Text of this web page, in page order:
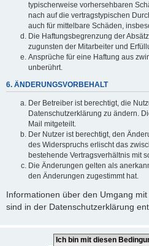
typischerweise vorhersehbaren
nach auf die vertragstypischen
auch für mittelbare Schäden,
Die Haftungsbegrenzung der
zugunsten der Mitarbeiter und
Ansprüche für eine Haftung aus
unberührt.
6. ÄNDERUNGSVORBEHALT
Der Betreiber ist berechtigt, die
Datenschutzerklärung zu ändern.
Mail mitgeteilt.
Der Nutzer ist berechtigt, den
des Widerspruchs erlischt das
bestehende Vertragsverhältnis mit
Die Änderungen gelten als
den Änderungen zugestimmt hat.
Informationen über den Umgang
sind in der Datenschutzerklärung